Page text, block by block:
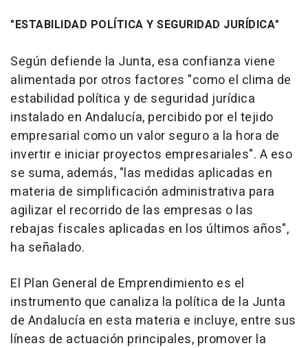
"ESTABILIDAD POLÍTICA Y SEGURIDAD JURÍDICA"
Según defiende la Junta, esa confianza viene
alimentada por otros factores "como el clima de
estabilidad política y de seguridad jurídica
instalado en Andalucía, percibido por el tejido
empresarial como un valor seguro a la hora de
invertir e iniciar proyectos empresariales". A eso
se suma, además, "las medidas aplicadas en
materia de simplificación administrativa para
agilizar el recorrido de las empresas o las
rebajas fiscales aplicadas en los últimos años",
ha señalado.
El Plan General de Emprendimiento es el
instrumento que canaliza la política de la Junta
de Andalucía en esta materia e incluye, entre sus
líneas de actuación principales, promover la